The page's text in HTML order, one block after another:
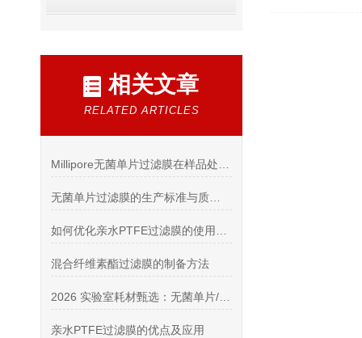
相关文章
RELATED ARTICLES
混合纤维素酯过滤膜的制备方法
亲水PTFE过滤膜的优点及应用